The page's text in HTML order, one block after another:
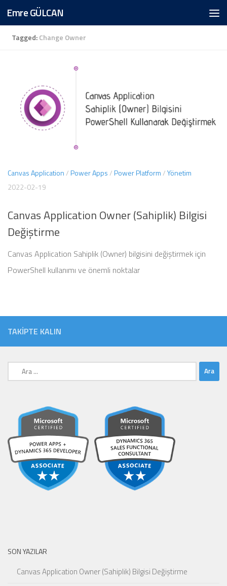
Skip to content
Emre GÜLCAN
Tagged:Change Owner
Canvas Application/Power Apps/Power Platform/Yönetim
2022-02-19
Canvas Application Owner (Sahiplik) Bilgisi
Değiştirme
Canvas Application Sahiplik (Owner) bilgisini değiştirmek için
PowerShell kullanımı ve önemli noktalar
TAKIPTE KALIN
Arama:
SON YAZILAR
Canvas Application Owner (Sahiplik) Bilgisi Değiştirme